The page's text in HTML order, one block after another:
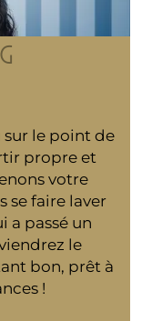
sur le point de
propre et
votre
se faire laver
a passé un
le
bon, prêt à
!